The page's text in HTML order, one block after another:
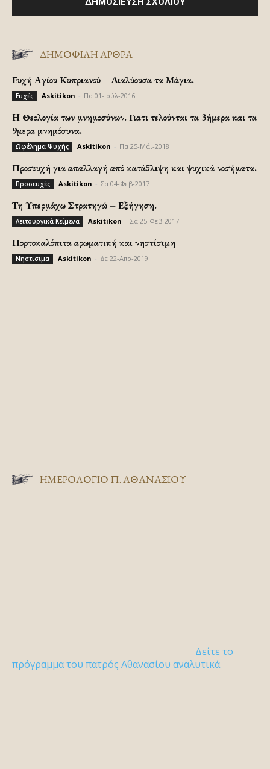
ΔΗΜΟΦΙΛΗ ΑΡΘΡΑ
Ευχή Αγίου Κυπριανού – Διαλύουσα τα Μάγια.
Ευχές Askitikon Πα 01-Ιούλ-2016
H Θεολογία των μνημοσύνων. Γιατι τελούνται τα 3ήμερα και τα
9μερα μνημόσυνα.
Ωφέλημα Ψυχής Askitikon Πα 25-Μάι-2018
Προσευχή για απαλλαγή από κατάθλιψη και ψυχικά νοσήματα.
Προσευχές Askitikon Σα 04-Φεβ-2017
Τη Υπερμάχω Στρατηγώ – Εξήγηση.
Λειτουργικά Κείμενα Askitikon Σα 25-Φεβ-2017
Πορτοκαλόπιτα αρωματική και νηστίσιμη
Νηστίσιμα Askitikon Δε 22-Απρ-2019
ΗΜΕΡΟΛΟΓΙΟ Π. ΑΘΑΝΑΣΙΟΥ
Δείτε το
πρόγραμμα του πατρός Αθανασίου αναλυτικά